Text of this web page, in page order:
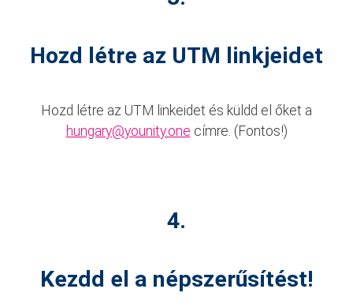
Hozd létre az UTM linkjeidet
Hozd létre az UTM linkeidet és küldd el őket a
hungary@younity.one címre. (Fontos!)
4.
Kezdd el a népszerűsítést!